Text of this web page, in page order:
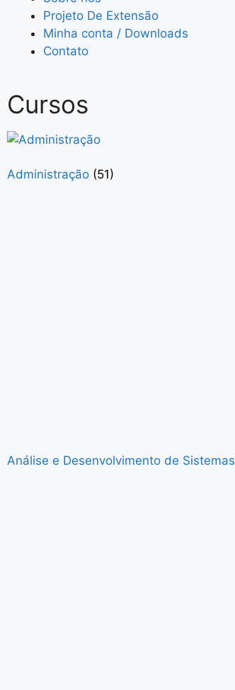
Projeto De Extensão
Minha conta / Downloads
Contato
Cursos
Administração (51)
Análise e Desenvolvimento de Sistemas